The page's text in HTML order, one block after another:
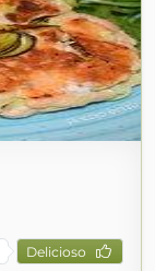
Delicioso